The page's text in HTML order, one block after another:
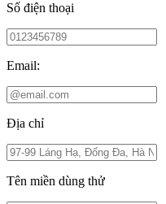
Số điện thoại
Email:
Địa chỉ
Tên miền dùng thử